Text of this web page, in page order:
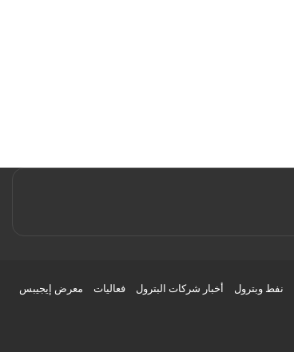
نفط وبترول أخبار شركات البترول فعاليات معرض إيجيبس